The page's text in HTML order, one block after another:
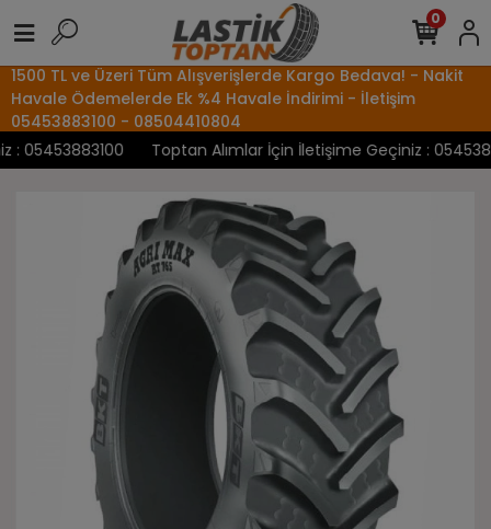
1500 TL ve Üzeri Tüm Alışverişlerde Kargo Bedava! - Nakit
Havale Ödemelerde Ek %4 Havale İndirimi - İletişim
05453883100 - 08504410804
Toptan Alımlar İçin İletişime Geçiniz :
0